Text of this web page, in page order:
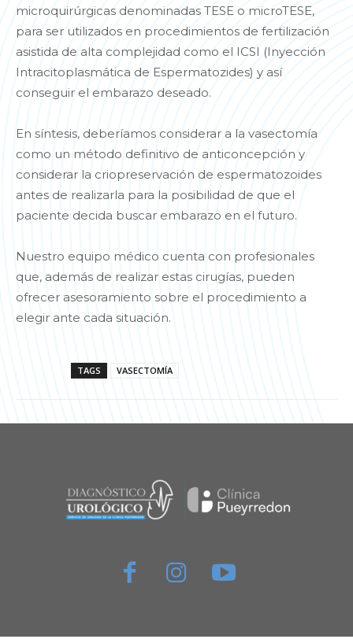
microquirúrgicas denominadas TESE o microTESE,
para ser utilizados en procedimientos de fertilización
asistida de alta complejidad como el ICSI (Inyección
Intracitoplasmática de Espermatozides) y así
conseguir el embarazo deseado.
En síntesis, deberíamos considerar a la vasectomía
como un método definitivo de anticoncepción y
considerar la criopreservación de espermatozoides
antes de realizarla para la posibilidad de que el
paciente decida buscar embarazo en el futuro.
Nuestro equipo médico cuenta con profesionales
que, además de realizar estas cirugías, pueden
ofrecer asesoramiento sobre el procedimiento a
elegir ante cada situación.
TAGS VASECTOMÍA